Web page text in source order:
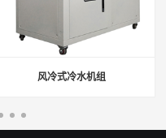
风冷式冷水机组